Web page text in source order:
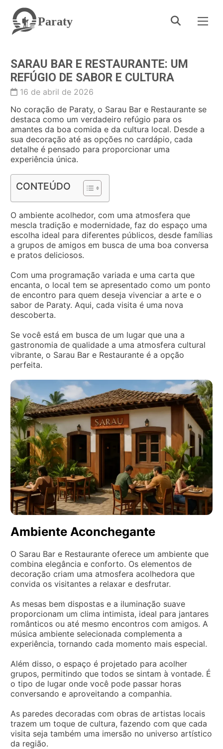
Paraty
SARAU BAR E RESTAURANTE: UM
REFÚGIO DE SABOR E CULTURA
16 de abril de 2026
No coração de Paraty, o Sarau Bar e Restaurante se
destaca como um verdadeiro refúgio para os
amantes da boa comida e da cultura local. Desde a
sua decoração até as opções no cardápio, cada
detalhe é pensado para proporcionar uma
experiência única.
CONTEÚDO
O ambiente acolhedor, com uma atmosfera que
mescla tradição e modernidade, faz do espaço uma
escolha ideal para diferentes públicos, desde famílias
a grupos de amigos em busca de uma boa conversa
e pratos deliciosos.
Com uma programação variada e uma carta que
encanta, o local tem se apresentado como um ponto
de encontro para quem deseja vivenciar a arte e o
sabor de Paraty. Aqui, cada visita é uma nova
descoberta.
Se você está em busca de um lugar que una a
gastronomia de qualidade a uma atmosfera cultural
vibrante, o Sarau Bar e Restaurante é a opção
perfeita.
Ambiente Aconchegante
O Sarau Bar e Restaurante oferece um ambiente que
combina elegância e conforto. Os elementos de
decoração criam uma atmosfera acolhedora que
convida os visitantes a relaxar e desfrutar.
As mesas bem dispostas e a iluminação suave
proporcionam um clima intimista, ideal para jantares
românticos ou até mesmo encontros com amigos. A
música ambiente selecionada complementa a
experiência, tornando cada momento mais especial.
Além disso, o espaço é projetado para acolher
grupos, permitindo que todos se sintam à vontade. É
o tipo de lugar onde você pode passar horas
conversando e aproveitando a companhia.
As paredes decoradas com obras de artistas locais
trazem um toque de cultura, fazendo com que cada
visita seja também uma imersão no universo artístico
da região.